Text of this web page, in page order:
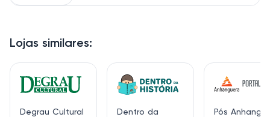
Lojas similares:
Degrau Cultural
Dentro da
Pós